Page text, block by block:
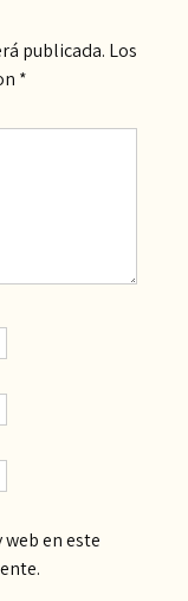
publicada. Los
*
en este